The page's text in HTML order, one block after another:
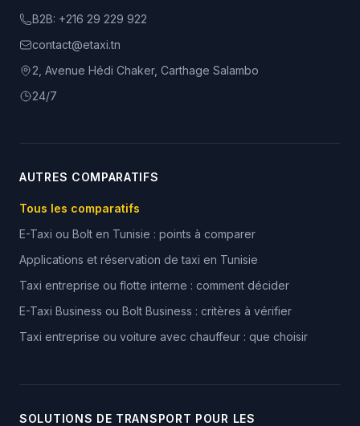
B2B: +216 29 229 922
contact@etaxi.tn
2, Avenue Hédi Chaker, Carthage Salambo
24/7
AUTRES COMPARATIFS
Tous les comparatifs
E-Taxi ou Bolt en Tunisie : points à comparer
Applications et réservation de taxi en Tunisie
Taxi entreprise ou flotte interne : comment décider
E-Taxi Business ou Bolt Business : critères à vérifier
Taxi entreprise ou voiture avec chauffeur : que choisir
SOLUTIONS DE TRANSPORT POUR LES